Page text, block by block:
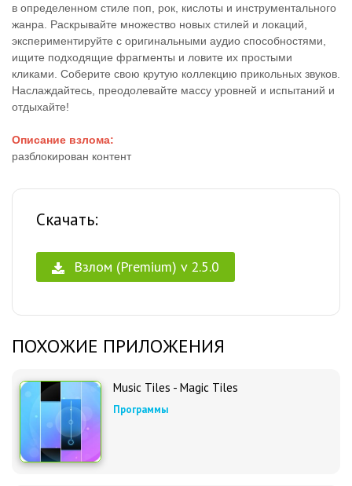
в определенном стиле поп, рок, кислоты и инструментального
жанра. Раскрывайте множество новых стилей и локаций,
экспериментируйте с оригинальными аудио способностями,
ищите подходящие фрагменты и ловите их простыми
кликами. Соберите свою крутую коллекцию прикольных звуков.
Наслаждайтесь, преодолевайте массу уровней и испытаний и
отдыхайте!
Описание взлома:
разблокирован контент
Скачать:
Взлом (Premium) v 2.5.0
ПОХОЖИЕ ПРИЛОЖЕНИЯ
Music Tiles - Magic Tiles
Программы